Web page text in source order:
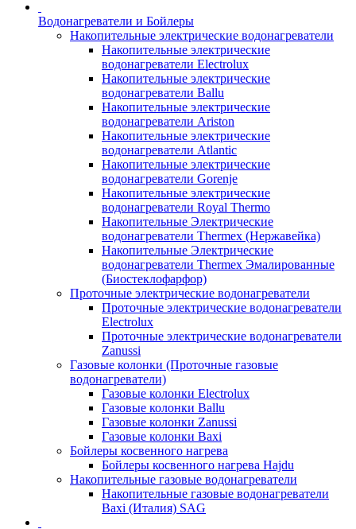
Водонагреватели и Бойлеры
Накопительные электрические водонагреватели
Накопительные электрические
водонагреватели Electrolux
Накопительные электрические
водонагреватели Ballu
Накопительные электрические
водонагреватели Ariston
Накопительные электрические
водонагреватели Atlantic
Накопительные электрические
водонагреватели Gorenje
Накопительные электрические
водонагреватели Royal Thermo
Накопительные Электрические
водонагреватели Thermex (Нержавейка)
Накопительные Электрические
водонагреватели Thermex Эмалированные
(Биостеклофарфор)
Проточные электрические водонагреватели
Проточные электрические водонагреватели
Electrolux
Проточные электрические водонагреватели
Zanussi
Газовые колонки (Проточные газовые
водонагреватели)
Газовые колонки Electrolux
Газовые колонки Ballu
Газовые колонки Zanussi
Газовые колонки Baxi
Бойлеры косвенного нагрева
Бойлеры косвенного нагрева Hajdu
Накопительные газовые водонагреватели
Накопительные газовые водонагреватели
Baxi (Италия) SAG